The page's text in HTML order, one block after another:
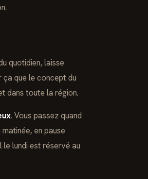
quotidien, laisse
ça que le concept du
dans toute la région.
. Vous passez quand
en pause
le lundi est réservé au